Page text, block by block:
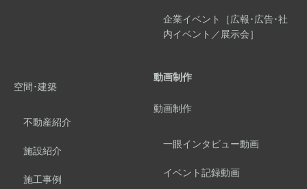
企業イベント［広報･広告･社
内イベント／展示会］
空間･建築
不動産紹介
施設紹介
施工事例
動画制作
動画制作
一眼インタビュー動画
イベント記録動画